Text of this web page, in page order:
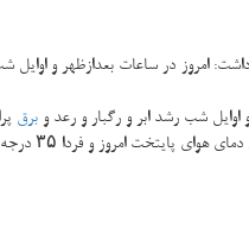
امروز در ساعات بعدازظهر و
شب رشد ابر و رگبار و رعد و برق
۳۵ درجه سانتیگراد اعلام شده است.